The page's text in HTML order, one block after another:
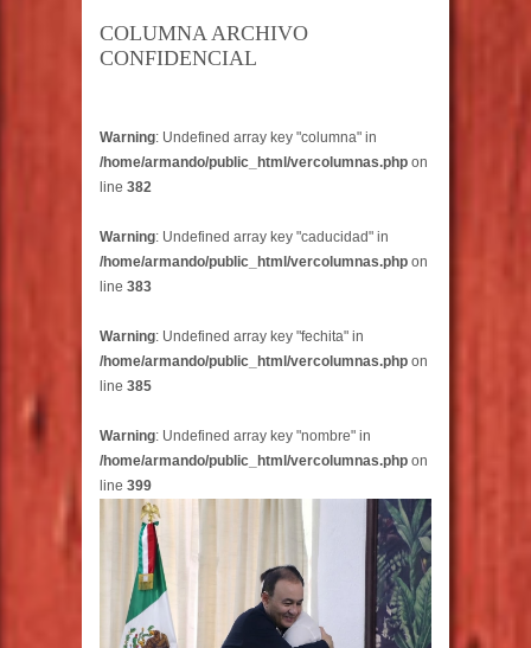
COLUMNA ARCHIVO
CONFIDENCIAL
Warning: Undefined array key "columna" in
/home/armando/public_html/vercolumnas.php on
line 382
Warning: Undefined array key "caducidad" in
/home/armando/public_html/vercolumnas.php on
line 383
Warning: Undefined array key "fechita" in
/home/armando/public_html/vercolumnas.php on
line 385
Warning: Undefined array key "nombre" in
/home/armando/public_html/vercolumnas.php on
line 399